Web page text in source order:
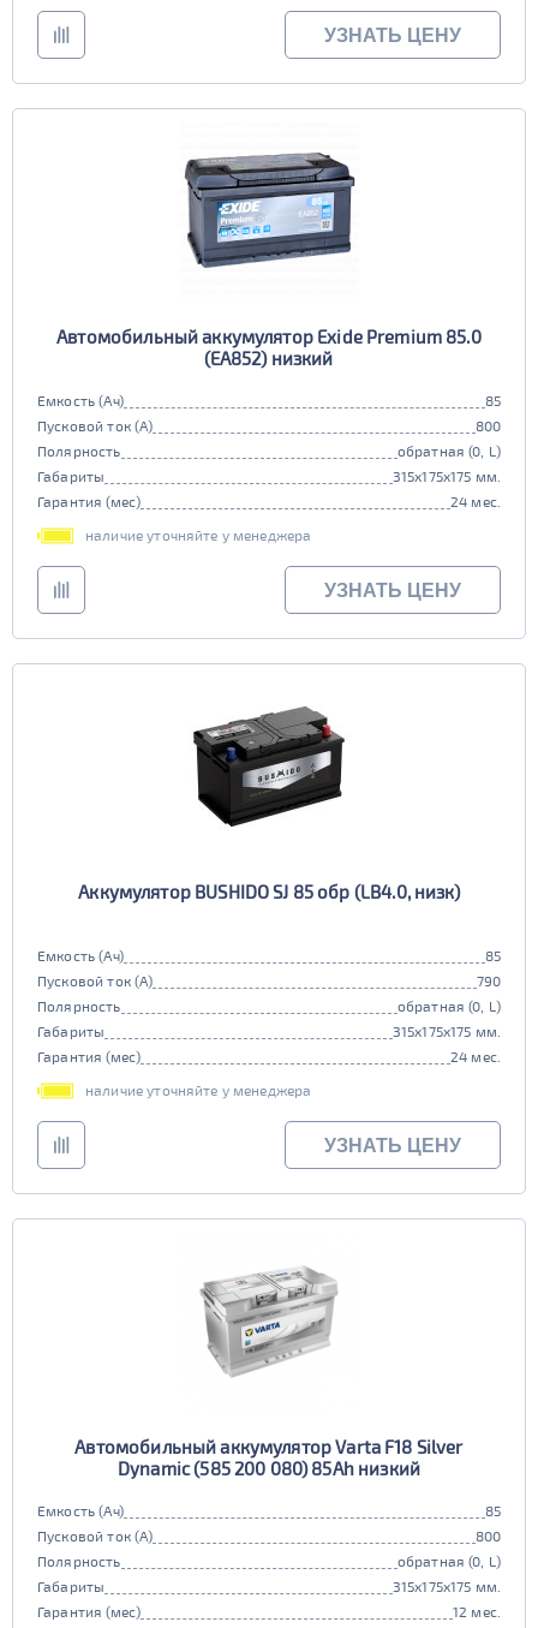
УЗНАТЬ ЦЕНУ
Автомобильный аккумулятор Exide Premium 85.0
(EA852) низкий
Емкость (Ач)
85
Пусковой ток (А)
800
Полярность
обратная (0, L)
Габариты
315x175x175 мм.
Гарантия (мес)
24 мес.
наличие уточняйте у менеджера
УЗНАТЬ ЦЕНУ
Аккумулятор BUSHIDO SJ 85 обр (LB4.0, низк)
Емкость (Ач)
85
Пусковой ток (А)
790
Полярность
обратная (0, L)
Габариты
315x175x175 мм.
Гарантия (мес)
24 мес.
наличие уточняйте у менеджера
УЗНАТЬ ЦЕНУ
Автомобильный аккумулятор Varta F18 Silver
Dynamic (585 200 080) 85Ah низкий
Емкость (Ач)
85
Пусковой ток (А)
800
Полярность
обратная (0, L)
Габариты
315x175x175 мм.
Гарантия (мес)
12 мес.